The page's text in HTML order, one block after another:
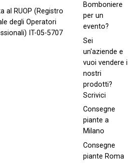
al RUOP (Registro
degli Operatori
IT-05-5707
Bomboniere
per un
evento?
Sei
un'aziende e
vuoi vendere i
nostri
prodotti?
Scrivici
Consegne
piante a
Milano
Consegne
piante Roma